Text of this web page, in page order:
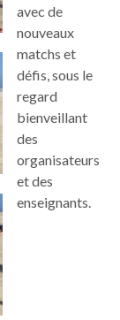
avec de
nouveaux
matchs et
défis, sous le
regard
bienveillant
des
organisateurs
et des
enseignants.